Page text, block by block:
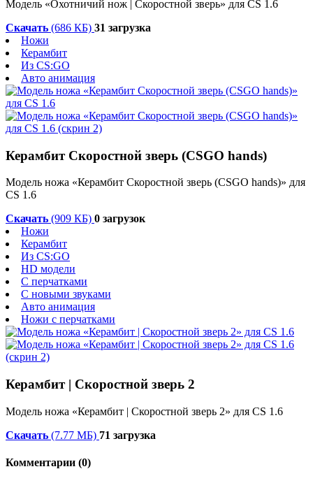
Модель «Охотничий нож | Скоростной зверь» для CS 1.6
Скачать (686 КБ) 31 загрузка
Ножи
Керамбит
Из CS:GO
Авто анимация
Керамбит Скоростной зверь (CSGO hands)
Модель ножа «Керамбит Скоростной зверь (CSGO hands)» для
CS 1.6
Скачать (909 КБ) 0 загрузок
Ножи
Керамбит
Из CS:GO
HD модели
С перчатками
С новыми звуками
Авто анимация
Ножи с перчатками
Керамбит | Скоростной зверь 2
Модель ножа «Керамбит | Скоростной зверь 2» для CS 1.6
Скачать (7.77 МБ) 71 загрузка
Комментарии (0)